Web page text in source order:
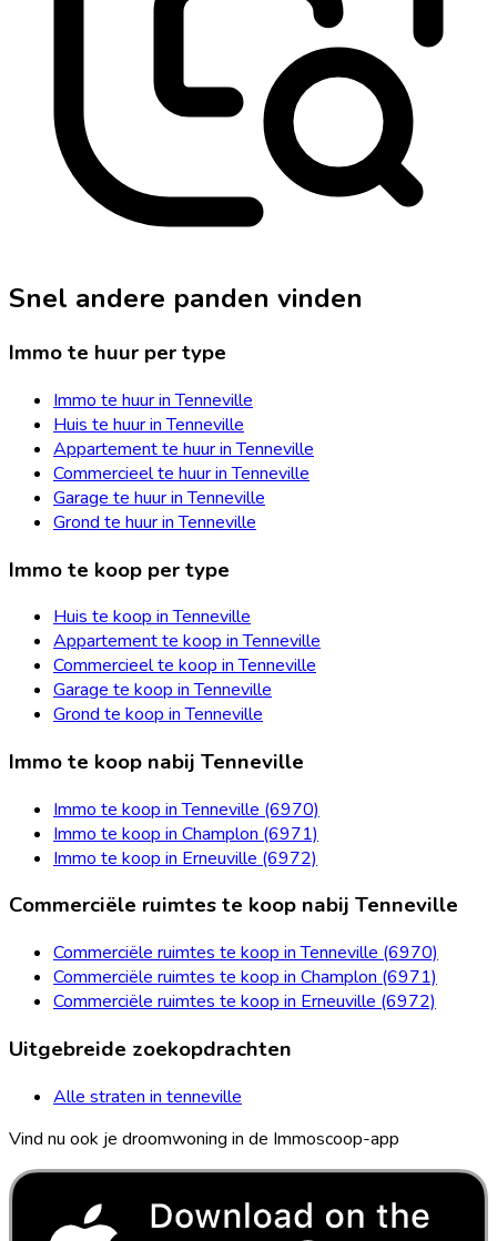
Snel andere panden vinden
Immo te huur per type
Immo te huur in Tenneville
Huis te huur in Tenneville
Appartement te huur in Tenneville
Commercieel te huur in Tenneville
Garage te huur in Tenneville
Grond te huur in Tenneville
Immo te koop per type
Huis te koop in Tenneville
Appartement te koop in Tenneville
Commercieel te koop in Tenneville
Garage te koop in Tenneville
Grond te koop in Tenneville
Immo te koop nabij Tenneville
Immo te koop in Tenneville (6970)
Immo te koop in Champlon (6971)
Immo te koop in Erneuville (6972)
Commerciële ruimtes te koop nabij Tenneville
Commerciële ruimtes te koop in Tenneville (6970)
Commerciële ruimtes te koop in Champlon (6971)
Commerciële ruimtes te koop in Erneuville (6972)
Uitgebreide zoekopdrachten
Alle straten in tenneville
Vind nu ook je droomwoning in de Immoscoop-app